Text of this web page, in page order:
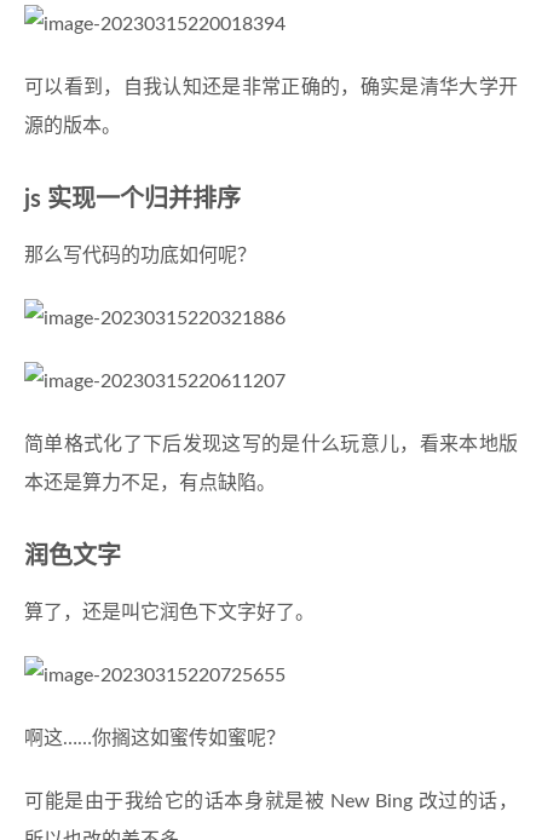
可以看到，自我认知还是非常正确的，确实是清华大学开
源的版本。
js 实现一个归并排序
那么写代码的功底如何呢？
简单格式化了下后发现这写的是什么玩意儿，看来本地版
本还是算力不足，有点缺陷。
润色文字
算了，还是叫它润色下文字好了。
啊这……你搁这如蜜传如蜜呢？
可能是由于我给它的话本身就是被 New Bing 改过的话，